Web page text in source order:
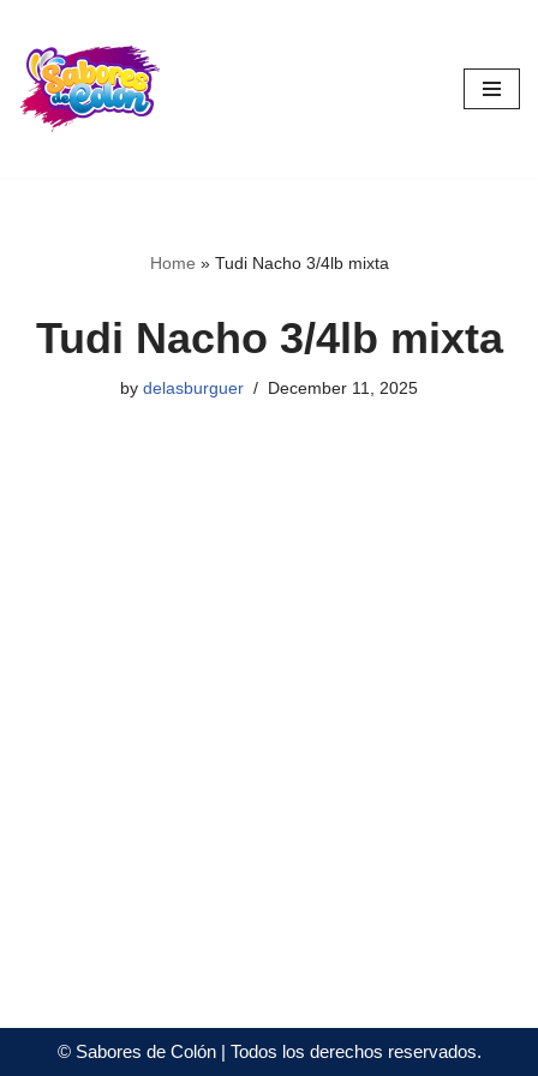
Skip
to
content
Home » Tudi Nacho 3/4lb mixta
Tudi Nacho 3/4lb mixta
by delasburguer December 11, 2025
©Sabores de Colón| Todos los derechos reservados.